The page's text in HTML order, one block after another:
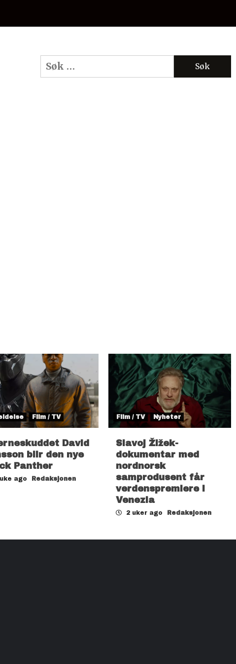
Søk
etter:
Film / TV
David
blir den nye
Panther
ago Redaksjonen
Film / TV Nyheter
Slavoj Žižek-
dokumentar med
nordnorsk
samprodusent får
verdenspremiere i
Venezia
2 uker ago Redaksjonen